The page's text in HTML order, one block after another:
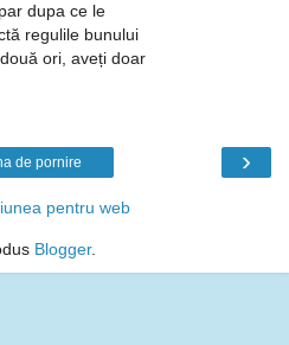
dupa ce le
regulile bunului
ori, aveți doar
›
de pornire
pentru web
Blogger.